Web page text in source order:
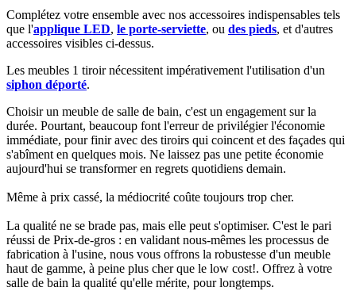
Complétez votre ensemble avec nos accessoires indispensables tels
que l'applique LED, le porte-serviette, ou des pieds, et d'autres
accessoires visibles ci-dessus.​
Les meubles 1 tiroir nécessitent impérativement l'utilisation d'un
siphon déporté.​​
Choisir un meuble de salle de bain, c'est un engagement sur la
durée. Pourtant, beaucoup font l'erreur de privilégier l'économie
immédiate, pour finir avec des tiroirs qui coincent et des façades qui
s'abîment en quelques mois. Ne laissez pas une petite économie
aujourd'hui se transformer en regrets quotidiens demain.
Même à prix cassé, la médiocrité coûte toujours trop cher.
La qualité ne se brade pas, mais elle peut s'optimiser. C'est le pari
réussi de Prix-de-gros : en validant nous-mêmes les processus de
fabrication à l'usine, nous vous offrons la robustesse d'un meuble
haut de gamme, à peine plus cher que le low cost!. Offrez à votre
salle de bain la qualité qu'elle mérite, pour longtemps.